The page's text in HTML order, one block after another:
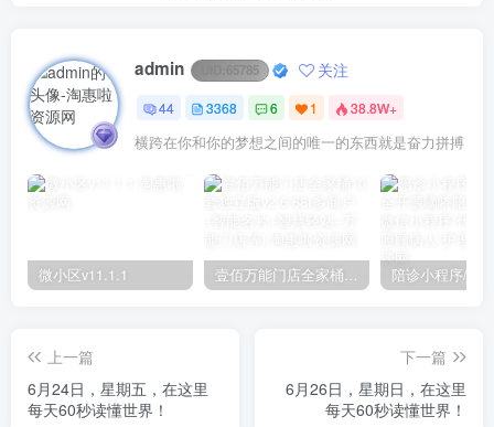
admin 65785 关注
44 3368 6 1 38.8W+
横跨在你和你的梦想之间的唯一的东西就是奋力拼搏
微小区v11.1.1 壹佰万能门店全家桶10套独立版v2.6.68(​多商户+智能名片+智慧轻站+万能门店等)
上一篇
6月24日，星期五，在这里
每天60秒读懂世界！
下一篇
6月26日，星期日，在这里
每天60秒读懂世界！